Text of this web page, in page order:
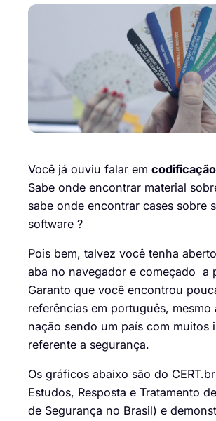
Você já ouviu falar em
Sabe onde encontrar material
sabe onde encontrar cases sobre
software ?
Pois bem, talvez você tenha
aba no navegador e começado a
Garanto que você encontrou
referências em português, mesmo
nação sendo um país com muitos
referente a segurança.
Os gráficos abaixo são do
Estudos, Resposta e Tratamento
de Segurança no Brasil) e